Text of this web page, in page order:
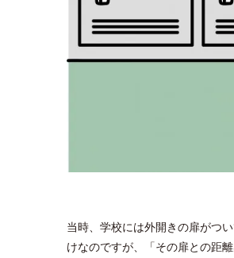
当時、学校には外開きの扉がつ
けなのですが、「その扉との距